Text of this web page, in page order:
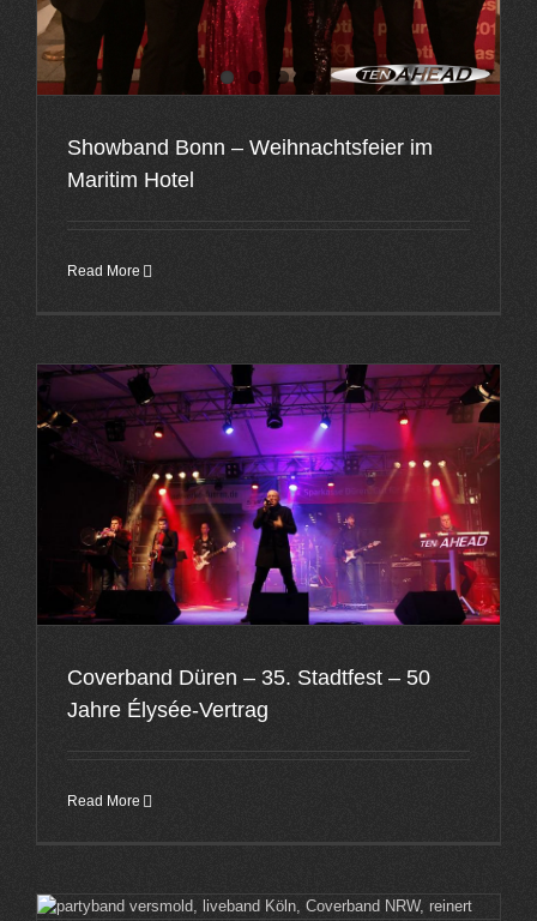
Showband Bonn – Weihnachtsfeier im
Maritim Hotel
Read More
Coverband Düren – 35. Stadtfest – 50
Jahre Élysée-Vertrag
Read More